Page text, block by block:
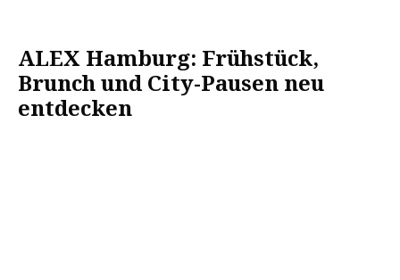
ALEX Hamburg: Frühstück,
Brunch und City-Pausen neu
entdecken